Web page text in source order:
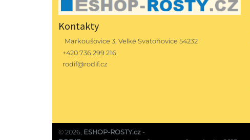
Kontakty
Markoušovice 3, Velké Svatoňovice 54232
+420 736 299 216
rodif@rodif.cz
© 2026, ESHOP-ROSTY.cz -